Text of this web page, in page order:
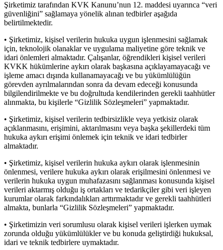
Şirketimiz tarafından KVK Kanunu’nun 12. maddesi uyarınca “veri
güvenliğini” sağlamaya yönelik alınan tedbirler aşağıda
belirtilmektedir.
• Şirketimiz, kişisel verilerin hukuka uygun işlenmesini sağlamak
için, teknolojik olanaklar ve uygulama maliyetine göre teknik ve
idari önlemleri almaktadır. Çalışanlar, öğrendikleri kişisel verileri
KVKK hükümlerine aykırı olarak başkasına açıklayamayacağı ve
işleme amacı dışında kullanamayacağı ve bu yükümlülüğün
görevden ayrılmalarından sonra da devam edeceği konusunda
bilgilendirilmekte ve bu doğrultuda kendilerinden gerekli taahhütler
alınmakta, bu kişilerle “Gizlilik Sözleşmeleri” yapmaktadır.
• Şirketimiz, kişisel verilerin tedbirsizlikle veya yetkisiz olarak
açıklanmasını, erişimini, aktarılmasını veya başka şekillerdeki tüm
hukuka aykırı erişimi önlemek için teknik ve idari tedbirler
almaktadır.
• Şirketimiz, kişisel verilerin hukuka aykırı olarak işlenmesinin
önlenmesi, verilere hukuka aykırı olarak erişilmesini önlenmesi ve
verilerin hukuka uygun muhafazasını sağlanması konusunda kişisel
verileri aktarmış olduğu iş ortakları ve tedarikçiler gibi veri işleyen
kurumlar olarak farkındalıkları arttırmaktadır ve gerekli taahhütleri
almakta, bunlarla “Gizlilik Sözleşmeleri” yapmaktadır.
• Şirketimizin veri sorumlusu olarak kişisel verileri işlerken uymak
zorunda olduğu yükümlülükler ve bu konuda geliştirdiği hukuksal,
idari ve teknik tedbirlere uymaktadır.